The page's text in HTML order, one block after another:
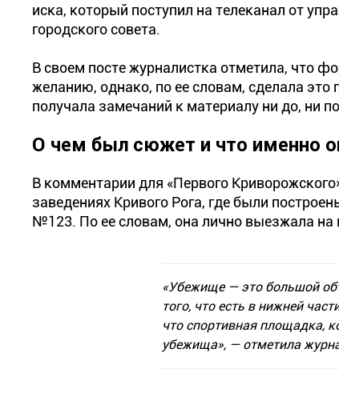
иска, который поступил на телеканал от
городского совета.
В своем посте журналистка отметила, что
желанию, однако, по ее словам, сделала это
получала замечаний к материалу ни до, ни
О чем был сюжет и что именно
В комментарии для «Первого
заведениях Кривого Рога, где были
№123. По ее словам, она лично выезжала на
«Убежище — это большой
того, что есть в нижней
что спортивная площадка,
убежища», — отметила